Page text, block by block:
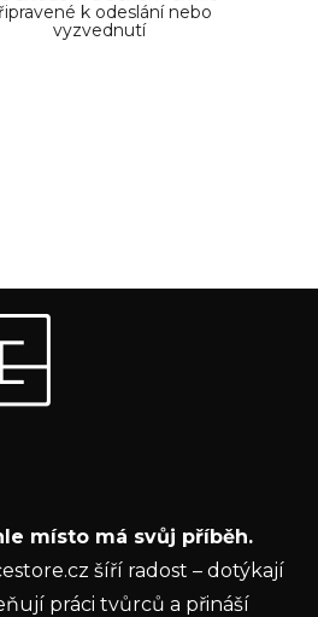
k odeslání nebo
vyzvednutí
budeme zasílat informace o
e-shopu.
místo má svůj příběh.
šíří radost – dotýkají
práci tvůrců a přináší